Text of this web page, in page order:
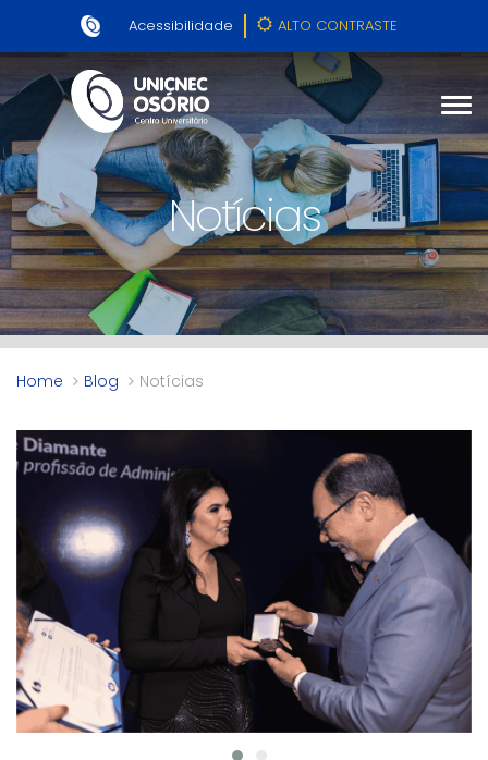
Acessibilidade ALTO CONTRASTE
Notícias
Home Blog Notícias